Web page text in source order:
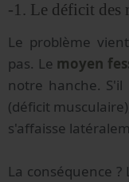
-1. Le déficit des
Le problème
pas. Le moyen
notre hanche.
(déficit
s'affaisse
La conséquence